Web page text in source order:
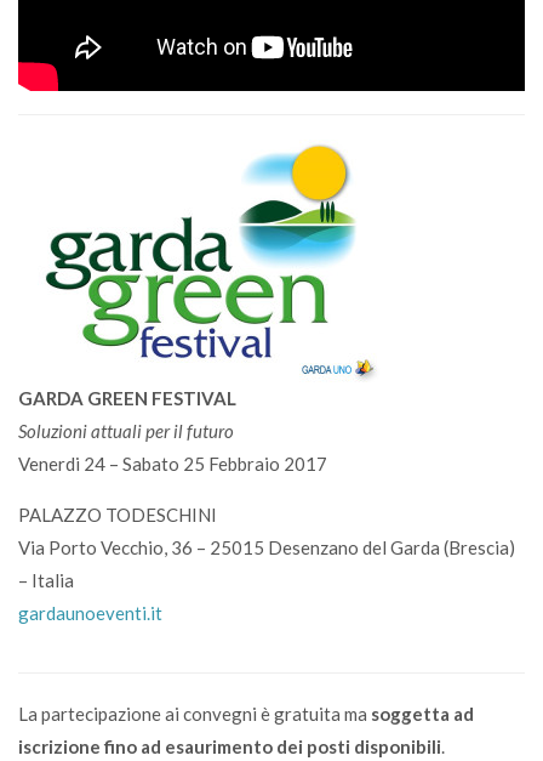
GARDA GREEN FESTIVAL
Soluzioni attuali per il futuro
Venerdi 24 – Sabato 25 Febbraio 2017
PALAZZO TODESCHINI
Via Porto Vecchio, 36 – 25015 Desenzano del Garda (Brescia)
– Italia
gardaunoeventi.it
La partecipazione ai convegni è gratuita ma soggetta ad
iscrizione fino ad esaurimento dei posti disponibili.